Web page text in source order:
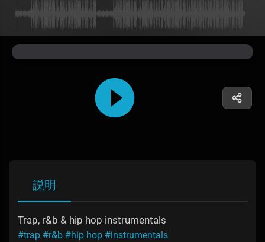
説明
Trap, r&b & hip hop instrumentals
#trap #r&b #hip hop #instrumentals